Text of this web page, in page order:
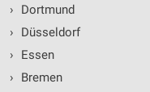
›
Dortmund
›
Düsseldorf
›
Essen
›
Bremen